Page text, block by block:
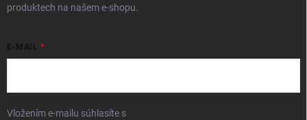
produktech na našem e-shopu.
E-MAIL
Vložením e-mailu súhlasíte s